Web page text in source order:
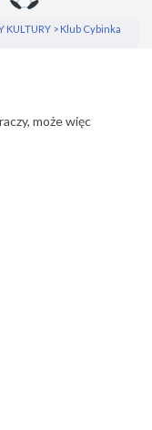
KULTURY > Klub Cybinka
może więc